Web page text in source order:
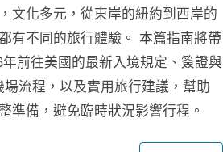
文化多元，從東岸的紐約到西岸的
有不同的旅行體驗。 本篇指南將帶
前往美國的最新入境規定、簽證與
場流程，以及實用旅行建議，幫助
準備，避免臨時狀況影響行程。